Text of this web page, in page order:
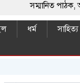
সম্মানিত পাঠক,
ধর্ম সাহিত্য